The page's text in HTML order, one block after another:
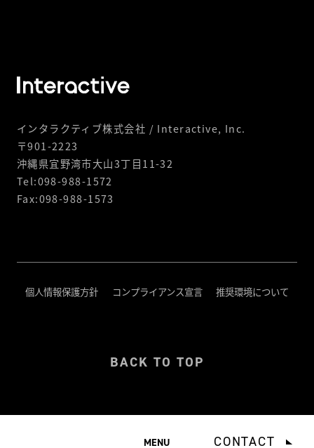
MENU CONTACT
インタラクティブ株式会社 / Interactive, Inc.
〒901-2223
沖縄県宜野湾市大山3丁目11-32
Tel:098-988-1572
Fax:098-988-1573
個人情報保護方針 コンプライアンス宣言 推奨環境について
BACK TO TOP